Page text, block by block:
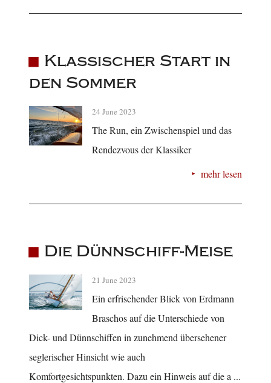
Klassischer Start in
den Sommer
24 June 2023
The Run, ein Zwischenspiel und das
Rendezvous der Klassiker
mehr lesen
Die Dünnschiff-Meise
21 June 2023
Ein erfrischender Blick von Erdmann
Braschos auf die Unterschiede von
Dick- und Dünnschiffen in zunehmend übersehener
seglerischer Hinsicht wie auch
Komfortgesichtspunkten. Dazu ein Hinweis auf die a ...